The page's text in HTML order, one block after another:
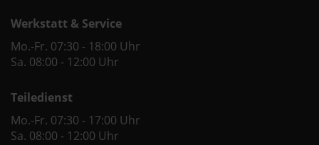
Werkstatt & Service
Mo.-Fr. 07:30 - 18:00 Uhr
Sa. 08:00 - 12:00 Uhr
Teiledienst
Mo.-Fr. 07:30 - 17:00 Uhr
Sa. 08:00 - 12:00 Uhr